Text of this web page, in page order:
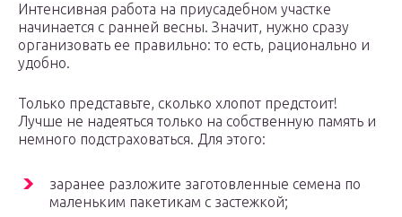
Интенсивная работа на приусадебном участке
начинается с ранней весны. Значит, нужно сразу
организовать ее правильно: то есть, рационально и
удобно.
Только представьте, сколько хлопот предстоит!
Лучше не надеяться только на собственную память и
немного подстраховаться. Для этого:
заранее разложите заготовленные семена по
маленьким пакетикам с застежкой;